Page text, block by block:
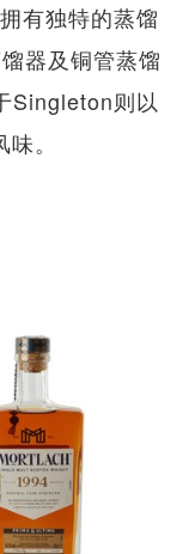
有独特的蒸馏
器及铜管蒸馏
Singleton则以
。